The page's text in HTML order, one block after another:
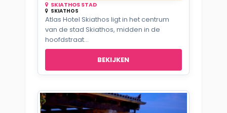
SKIATHOS STAD
SKIATHOS
Atlas Hotel Skiathos ligt in het centrum
van de stad Skiathos, midden in de
hoofdstraat...
BEKIJKEN